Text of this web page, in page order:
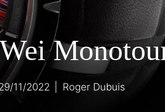
11/2022 Roger Dubuis